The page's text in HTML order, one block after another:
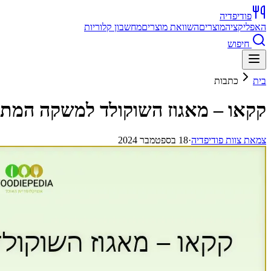
פודיפדיה
האפליקציהמוצריםהשוואת מוצריםמחשבון קלוריות
חיפוש
בית כתבות
קקאו – מאגוז השוקולד למשקה
צמאת צוות פודיפדיה·18 בספטמבר 2024